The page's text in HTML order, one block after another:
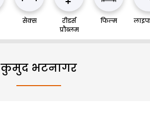
सेक्स
रीडर्स
प्रौब्लम
फिल्म
कुमुद भटनागर